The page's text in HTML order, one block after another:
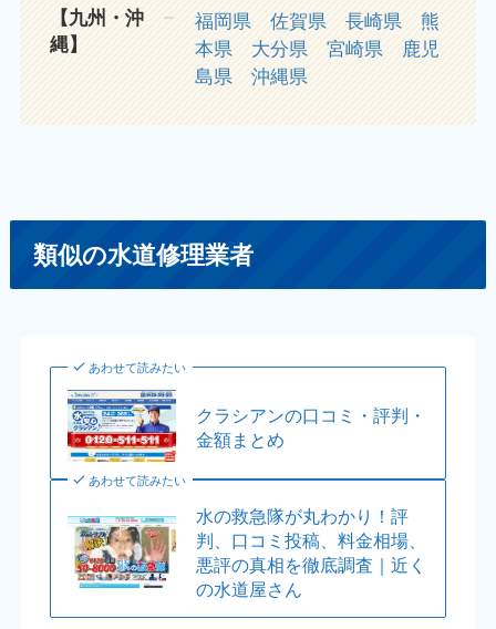
【九州・沖
縄】
福岡県 佐賀県 長崎県
熊
本県
大分県 宮崎県
鹿児
島県
沖縄県
類似の水道修理業者
あわせて読みたい
クラシアンの口コミ・評判・
金額まとめ
あわせて読みたい
水の救急隊が丸わかり！評
判、口コミ投稿、料金相場、
悪評の真相を徹底調査｜近く
の水道屋さん